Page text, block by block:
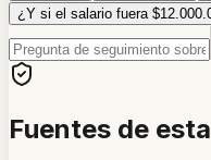
¿Y si el salario fuera
Fuentes de